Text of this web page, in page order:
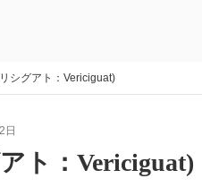
シグアト：Vericiguat)
日
ト：Vericiguat)